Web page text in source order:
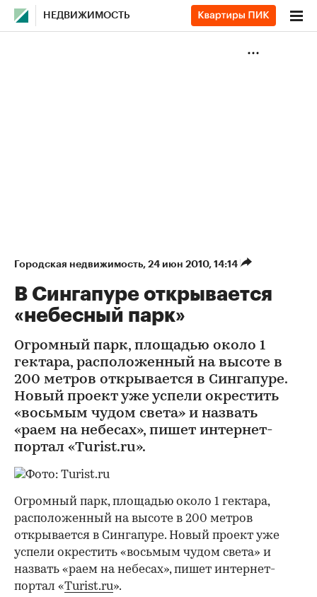
НЕДВИЖИМОСТЬ
Городская недвижимость⁠, 24 июн 2010, 14:14
В Сингапуре открывается
«небесный парк»
Огромный парк, площадью около 1
гектара, расположенный на высоте в
200 метров открывается в Сингапуре.
Новый проект уже успели окрестить
«восьмым чудом света» и назвать
«раем на небесах», пишет интернет-
портал «Turist.ru».
Огромный парк, площадью около 1 гектара,
расположенный на высоте в 200 метров
открывается в Сингапуре. Новый проект уже
успели окрестить «восьмым чудом света» и
назвать «раем на небесах», пишет интернет-
портал «Turist.ru».